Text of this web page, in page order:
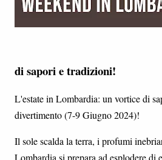
di sapori e tradizioni!
L'estate in Lombardia: un vortice di
divertimento (7-9 Giugno 2024)!
Il sole scalda la terra, i profumi
Lombardia si prepara ad esplodere di